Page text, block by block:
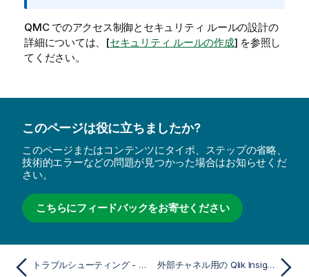
QMCでのアクセス制御とセキュリティ ルールの設計の
詳細については、[セキュリティ ルールの作成] を参照し
てください。
このページは役に立ちましたか?
このページまたはコンテンツにタイポ、ステップの省略、
技術的エラーなどの問題が見つかった場合はお知らせくだ
さい。
こちらにフィードバックをお寄せください
トラブルシューティング - 一般 外部チャネル用の Qlik Insight Advisor Chat の構成